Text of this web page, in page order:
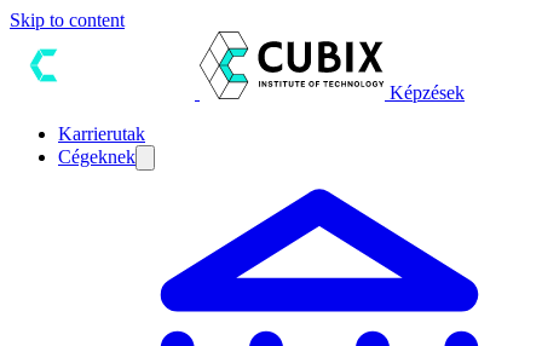
Skip to content
Képzések
Karrierutak
Cégeknek